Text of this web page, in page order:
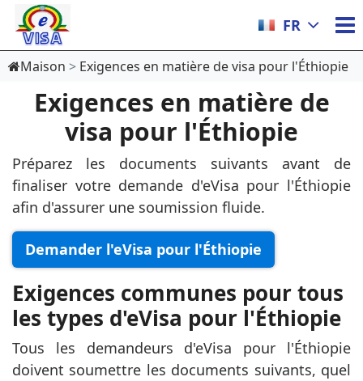
FR
Maison Exigences en matière de visa pour l'Éthiopie
Exigences en matière de
visa pour l'Éthiopie
Préparez les documents suivants avant de
finaliser votre demande d'eVisa pour l'Éthiopie
afin d'assurer une soumission fluide.
Demander l'eVisa pour l'Éthiopie
Exigences communes pour tous
les types d'eVisa pour l'Éthiopie
Tous les demandeurs d'eVisa pour l'Éthiopie
doivent soumettre les documents suivants, quel